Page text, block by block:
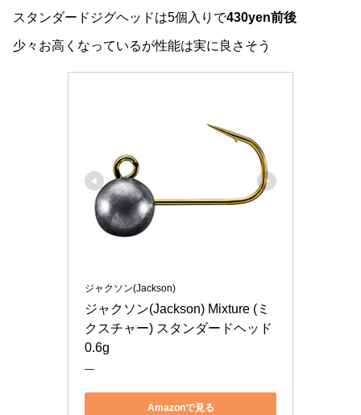
スタンダードジグヘッドは5個入りで430yen前後
少々お高くなっているが性能は実に良さそう
ジャクソン(Jackson)
ジャクソン(Jackson) Mixture (ミ
クスチャー) スタンダードヘッド
0.6g
―
Amazonで見る